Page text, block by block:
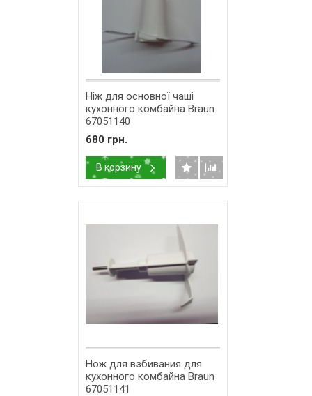
Ніж для основної чаші
кухонного комбайна Braun
67051140
680 грн.
В корзину
Нож для взбивания для
кухонного комбайна Braun
67051141